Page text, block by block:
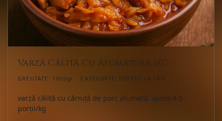
Varză Călită Cu Afumătură 1KG
GREUTATE: 1000gr CATEGORIE: OFERTE LA 1KG
varză călită cu cărniță de porc afumată, aprox 4-5
porții/kg